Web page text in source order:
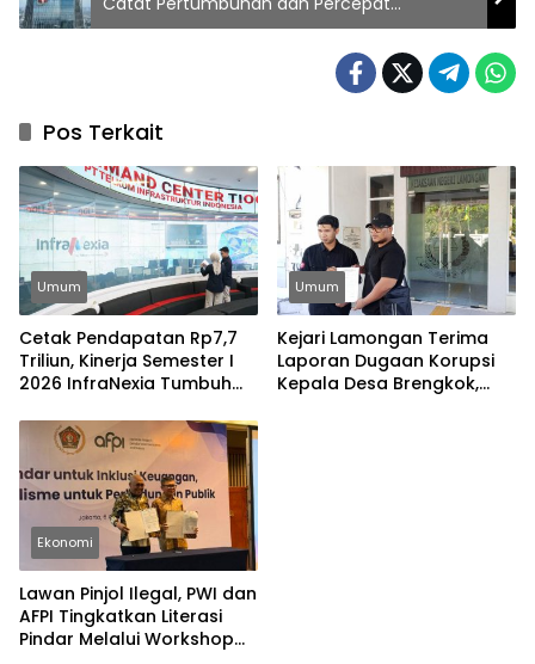
Transformasi Bisnis
Pos Terkait
Umum
Cetak Pendapatan Rp7,7
Triliun, Kinerja Semester I
2026 InfraNexia Tumbuh
Saing Industri Digital
Umum
Kejari Lamongan Terima
Laporan Dugaan Korupsi
Kepala Desa Brengkok,
Ekonomi
Lawan Pinjol Ilegal, PWI dan
AFPI Tingkatkan Literasi
Pindar Melalui Workshop